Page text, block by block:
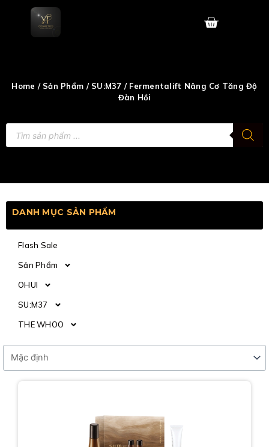
content
Home / Sản Phẩm / SU:M37 / Fermentalift Nâng Cơ Tăng Độ
Đàn Hồi
Tìm
kiếm
sản
DANH MỤC SẢN PHẨM
Flash Sale
Sản Phẩm
OHUI
SU:M37
THE WHOO